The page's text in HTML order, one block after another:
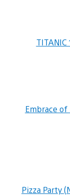
TITANIC
Embrace of
Pizza Party